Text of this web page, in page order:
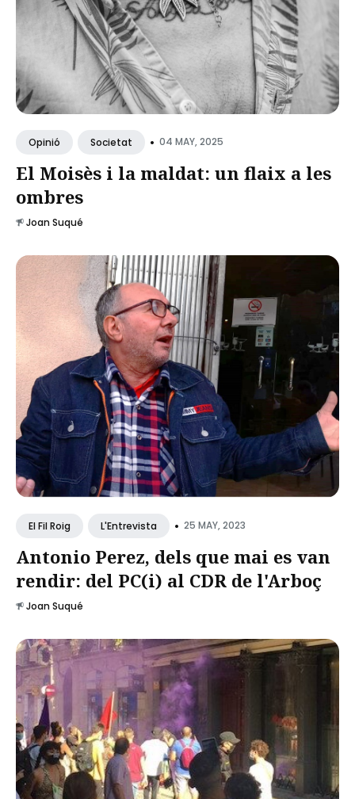
Opinió Societat • 04 MAY, 2025
El Moisès i la maldat: un flaix a les
ombres
Joan Suqué
El Fil Roig L'Entrevista • 25 MAY, 2023
Antonio Perez, dels que mai es van
rendir: del PC(i) al CDR de l'Arboç
Joan Suqué